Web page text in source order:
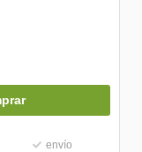
envío